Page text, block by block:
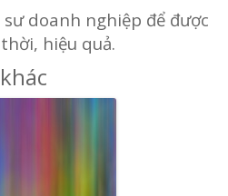
doanh nghiệp để được
hiệu quả.